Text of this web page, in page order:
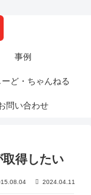
事例
ーど・ちゃんねる
問い合わせ
得したい
2024.04.11